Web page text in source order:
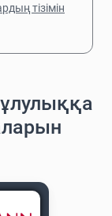
тізімін